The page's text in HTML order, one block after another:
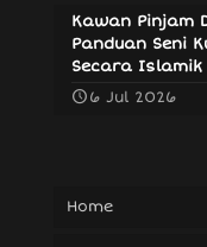
Kawan Pinjam
Panduan Seni
Secara Islamik
6 Jul 2026
Home